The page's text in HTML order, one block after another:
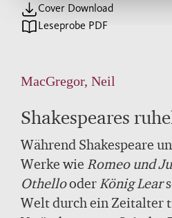
Cover Download
Leseprobe PDF
MacGregor, Neil
Shakespeares
Während Shakespeare
Werke wie Romeo und
Othellooder König Lear
Welt durch ein Zeitalter